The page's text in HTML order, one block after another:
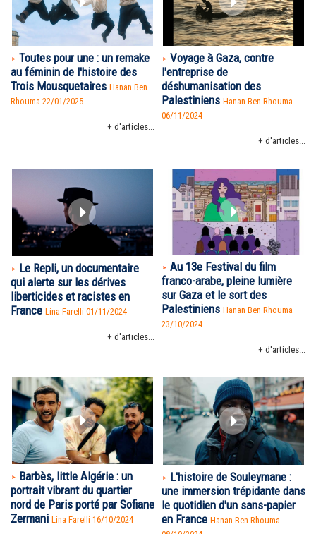
Toutes pour une : un remake
au féminin de l'histoire des
Trois Mousquetaires Hanan Ben
Rhouma 22/01/2025
+ d'articles...
Voyage à Gaza, contre
l'entreprise de
déshumanisation des
Palestiniens Hanan Ben Rhouma
06/11/2024
+ d'articles...
Le Repli, un documentaire
qui alerte sur les dérives
liberticides et racistes en
France Lina Farelli 01/11/2024
+ d'articles...
Au 13e Festival du film
franco-arabe, pleine lumière
sur Gaza et le sort des
Palestiniens Hanan Ben Rhouma
23/10/2024
+ d'articles...
Barbès, little Algérie : un
portrait vibrant du quartier
nord de Paris porté par Sofiane
Zermani Lina Farelli 16/10/2024
L'histoire de Souleymane :
une immersion trépidante dans
le quotidien d'un sans-papier
en France Hanan Ben Rhouma